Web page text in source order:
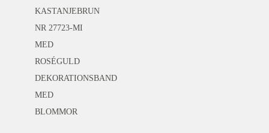
KASTANJEBRUN
NR 27723-MI
MED
ROSÉGULD
DEKORATIONSBAND
MED
BLOMMOR